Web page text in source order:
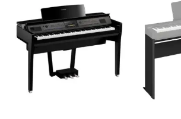
várias
variantes.
opções
podem